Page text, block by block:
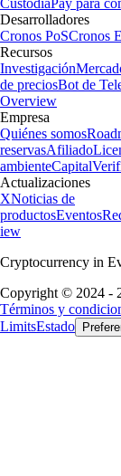
Custodia Pay para
Desarrolladores
Cronos PoSCronos
Recursos
Investigación
de preciosBot de
Overview
Empresa
Quiénes somos
reservasAfiliado
ambienteCapital
Actualizaciones
XNoticias de
productosEventos
iew
Cryptocurrency in
Copyright © 2024 -
Términos y
LimitsEstado